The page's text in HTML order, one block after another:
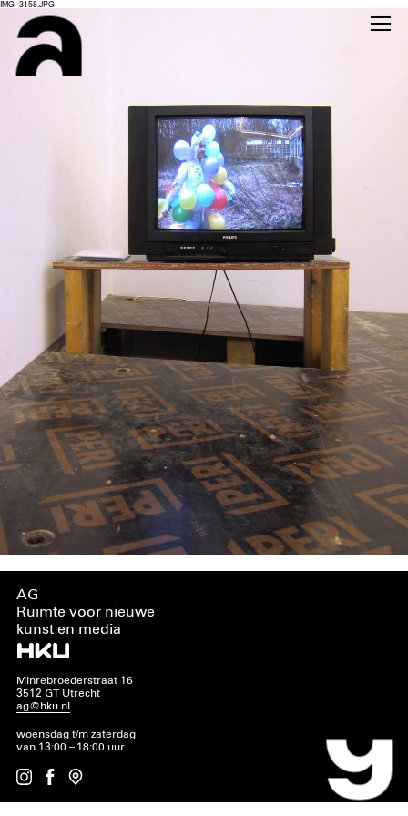
IMG_3158.JPG
AG
Ruimte voor nieuwe
kunst en media
Minrebroederstraat 16
3512 GT Utrecht
ag@hku.nl
woensdag t/m zaterdag
van 13:00 – 18:00 uur